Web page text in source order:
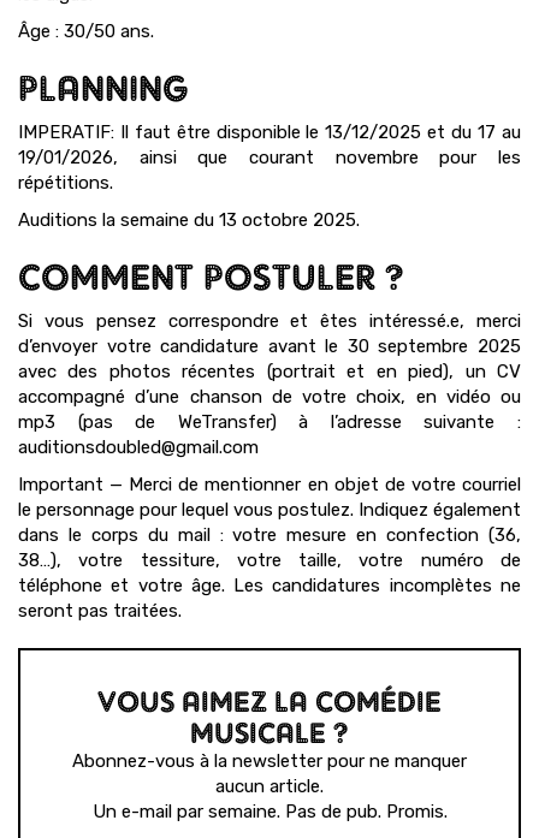
Âge : 30/50 ans.
PLANNING
IMPERATIF: Il faut être disponible le 13/12/2025 et du 17 au
19/01/2026, ainsi que courant novembre pour les
répétitions.
Auditions la semaine du 13 octobre 2025.
COMMENT POSTULER ?
Si vous pensez correspondre et êtes intéressé.e, merci
d’envoyer votre candidature avant le 30 septembre 2025
avec des photos récentes (portrait et en pied), un CV
accompagné d’une chanson de votre choix, en vidéo ou
mp3 (pas de WeTransfer) à l’adresse suivante :
auditionsdoubled@gmail.com
Important — Merci de mentionner en objet de votre courriel
le personnage pour lequel vous postulez. Indiquez également
dans le corps du mail : votre mesure en confection (36,
38…), votre tessiture, votre taille, votre numéro de
téléphone et votre âge. Les candidatures incomplètes ne
seront pas traitées.
VOUS AIMEZ LA COMÉDIE
MUSICALE ?
Abonnez-vous à la newsletter pour ne manquer
aucun article.
Un e-mail par semaine. Pas de pub. Promis.